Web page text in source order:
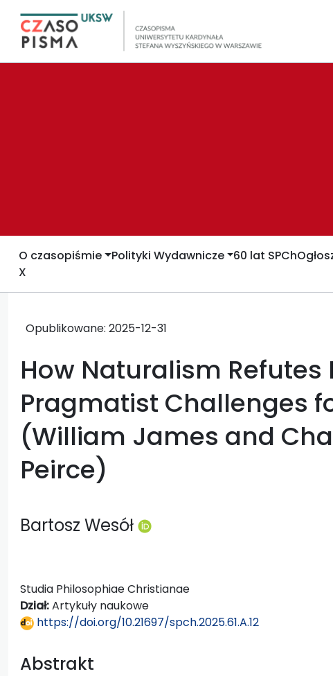
O czasopiśmie Polityki Wydawnicze 60 lat SPCh
X
Opublikowane: 2025-12-31
How Naturalism Refutes
Pragmatist Challenges
(William James and
Peirce)
Bartosz Wesół
Studia Philosophiae Christianae
Dział:Artykuły naukowe
https://doi.org/10.21697/spch.2025.61.A.12
Abstrakt